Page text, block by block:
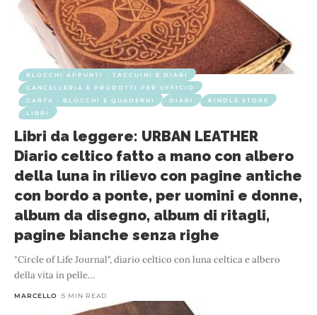
BLOCCHI APPUNTI - TACCUINI E DIARI
CANCELLERIA E PRODOTTI PER UFFICIO
CARTA - BLOCCHI E QUADERNI
DIARI
KINDLE STORE
LIBRI
Libri da leggere: URBAN LEATHER
Diario celtico fatto a mano con albero
della luna in rilievo con pagine antiche
con bordo a ponte, per uomini e donne,
album da disegno, album di ritagli,
pagine bianche senza righe
"Circle of Life Journal", diario celtico con luna celtica e albero
della vita in pelle…
MARCELLO 5 MIN READ